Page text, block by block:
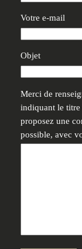
Votre e-mail
Objet
Merci de
indiquant le
proposez une
possible, avec